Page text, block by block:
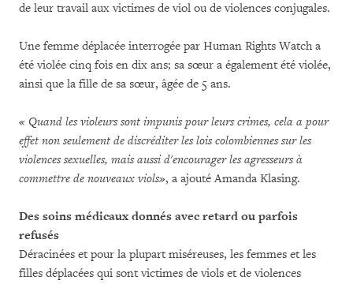
de leur travail aux victimes de viol ou de violences conjugales.
Une femme déplacée interrogée par Human Rights Watch a
été violée cinq fois en dix ans; sa sœur a également été violée,
ainsi que la fille de sa sœur, âgée de 5 ans.
« Quand les violeurs sont impunis pour leurs crimes, cela a pour
effet non seulement de discréditer les lois colombiennes sur les
violences sexuelles, mais aussi d'encourager les agresseurs à
commettre de nouveaux viols», a ajouté Amanda Klasing.
Des soins médicaux donnés avec retard ou parfois
refusés
Déracinées et pour la plupart miséreuses, les femmes et les
filles déplacées qui sont victimes de viols et de violences